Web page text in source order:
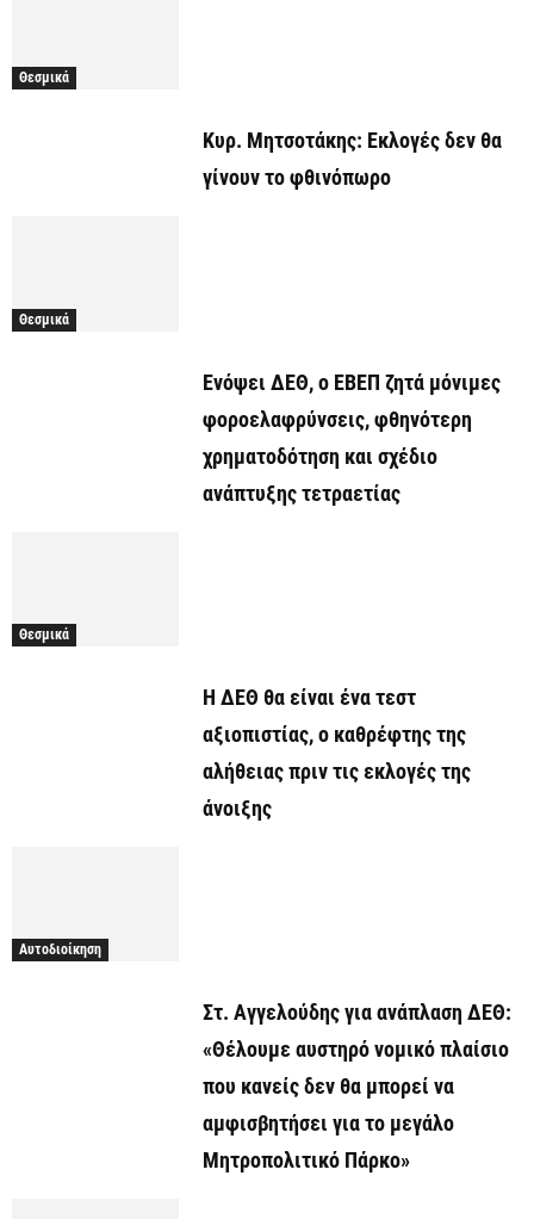
Θεσμικά
Κυρ. Μητσοτάκης: Εκλογές δεν θα
γίνουν το φθινόπωρο
Θεσμικά
Ενόψει ΔΕΘ, ο ΕΒΕΠ ζητά μόνιμες
φοροελαφρύνσεις, φθηνότερη
χρηματοδότηση και σχέδιο
ανάπτυξης τετραετίας
Θεσμικά
Η ΔΕΘ θα είναι ένα τεστ
αξιοπιστίας, ο καθρέφτης της
αλήθειας πριν τις εκλογές της
άνοιξης
Αυτοδιοίκηση
Στ. Αγγελούδης για ανάπλαση ΔΕΘ:
«Θέλουμε αυστηρό νομικό πλαίσιο
που κανείς δεν θα μπορεί να
αμφισβητήσει για το μεγάλο
Μητροπολιτικό Πάρκο»